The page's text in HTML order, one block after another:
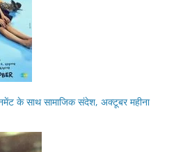
के साथ सामाजिक संदेश, अक्टूबर महीना